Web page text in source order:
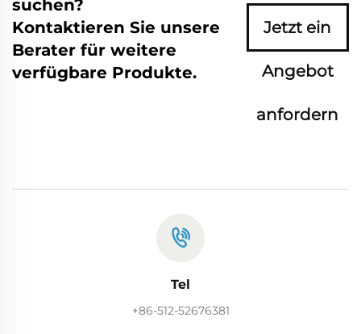
suchen?
Kontaktieren Sie unsere
Berater für weitere
verfügbare Produkte.
Jetzt ein
Angebot
anfordern
Tel
+86-512-52676381